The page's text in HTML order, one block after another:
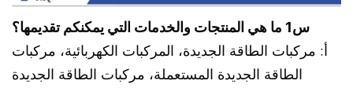
س1 ما هي المنتجات والخدمات التي يمكنكم تقديمها؟
أ: مركبات الطاقة الجديدة، المركبات الكهربائية، مركبات
الطاقة الجديدة المستعملة، مركبات الطاقة الجديدة